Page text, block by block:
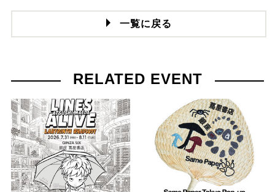
一覧に戻る
RELATED EVENT